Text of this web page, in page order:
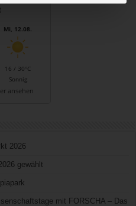
Mi, 12.08.
16 / 30°C
Sonnig
ansehen
2026
gewählt
mit FORSCHA – Das